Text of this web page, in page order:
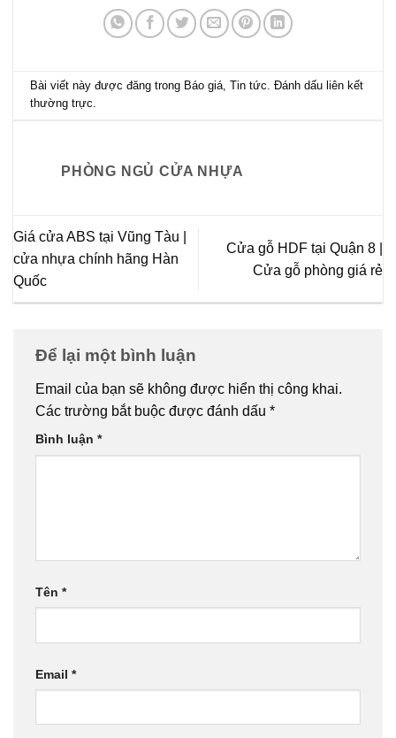
Bài viết này được đăng trong Báo giá,Tin tức. Đánh dấu liên kết
thường trực.
PHÒNG NGỦ CỬA NHỰA
Giá cửa ABS tại Vũng Tàu |
cửa nhựa chính hãng Hàn
Quốc
Cửa gỗ HDF tại Quận 8 |
Cửa gỗ phòng giá rẻ
Để lại một bình luận
Email của bạn sẽ không được hiển thị công khai.
Các trường bắt buộc được đánh dấu *
Bình luận *
Tên *
Email *